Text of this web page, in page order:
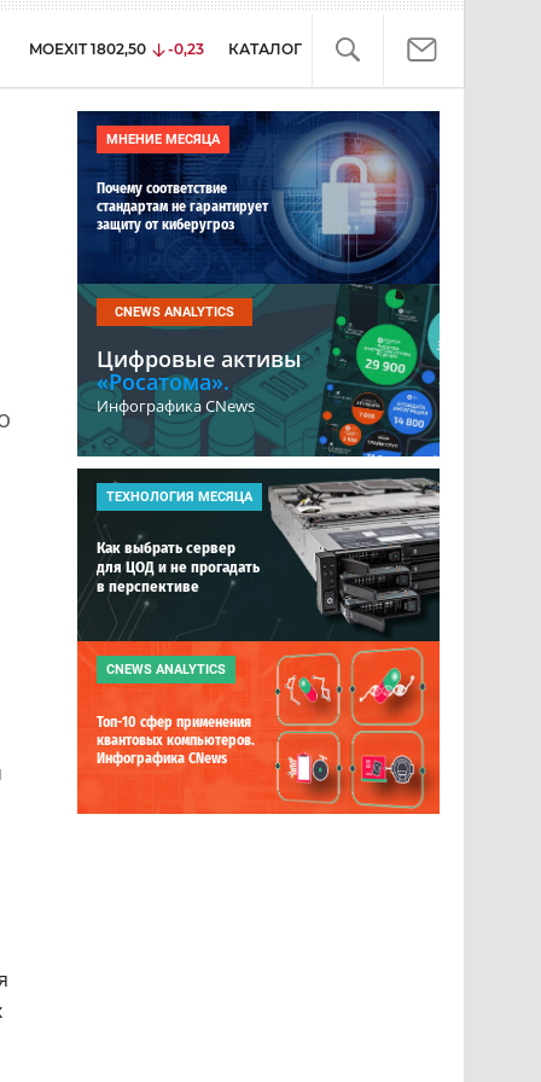
MOEXIT 1802,50 -0,23 КАТАЛОГ
МНЕНИЕ МЕСЯЦА
Почему соответствие
стандартам не гарантирует
защиту от киберугроз
CNEWS ANALYTICS
Цифровые активы
«Росатома».
Инфографика CNews
ТЕХНОЛОГИЯ МЕСЯЦА
Как выбрать сервер
для ЦОД и не прогадать
в перспективе
CNEWS ANALYTICS
Топ-10 сфер применения
квантовых компьютеров.
Инфографика CNews